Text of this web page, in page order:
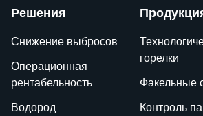
Решения
Снижение выбросов
Операционная
рентабельность
Водород
горелки
Факельные
Контроль